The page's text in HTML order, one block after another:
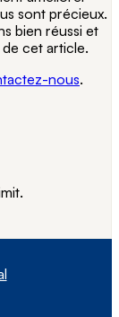
sont précieux.
bien réussi et
cet article.
nous.